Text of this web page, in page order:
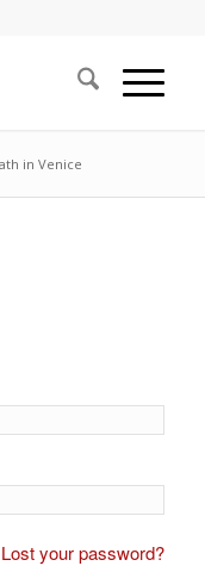
in Venice
Lost your password?